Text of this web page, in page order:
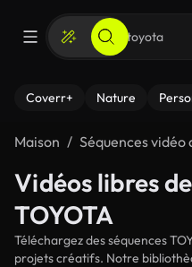
Coverr+ Nature
Maison Séquences vidéo
Vidéos libres
TOYOTA
Téléchargez des séquences
projets créatifs. Notre